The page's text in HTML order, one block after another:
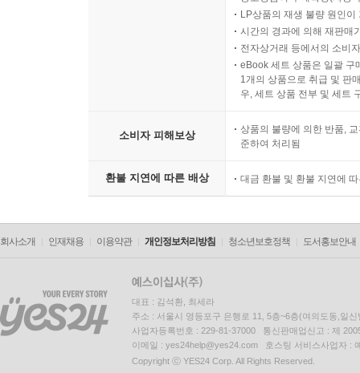
LP상품의 재생 불량 원인
시간의 경과에 의해 재판매
전자상거래 등에서의 소비
eBook 세트 상품은 일괄 구
1개의 상품으로 취급 및 판
우, 세트 상품 전부 및 세트
소비자 피해보상
상품의 불량에 의한 반품,
준하여 처리됨
환불 지연에 따른 배상 대금 환불 및 환불 지연에
회사소개 인재채용 이용약관 개인정보처리방침 청소년보호정책 도서홍보안내
대표 : 김석환, 최세라
주소 : 서울시 영등포구 은행로 11, 5층~6층(여의도동,일신
사업자등록번호 : 229-81-37000 통신판매업신고 : 제
이메일 : yes24help@yes24.com 호스팅 서비스사업자 :
Copyright ⓒ YES24 Corp. All Rights Reserved.